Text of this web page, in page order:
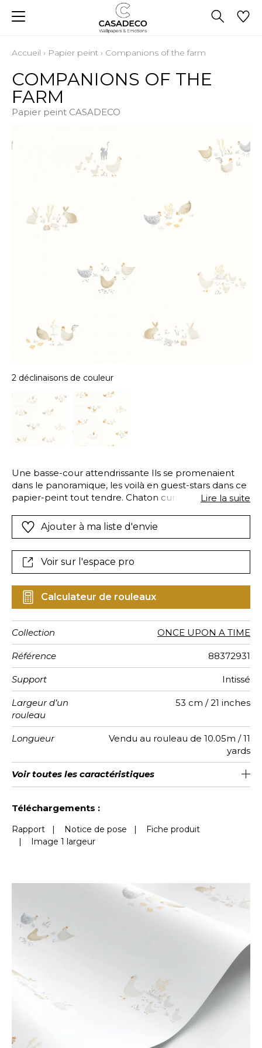
Accueil › Papier peint › Companions of the farm
COMPANIONS OF THE
FARM
Papier peint CASADECO
2 déclinaisons de couleur
Une basse-cour attendrissante Ils se promenaient
dans le panoramique, les voilà en guest-stars dans ce
papier-peint tout tendre. Chaton curieux, poules et
les faveurs des tout-petits qui adoreront leur dessin
tout en rondeurs.
Lire la suite
Ajouter à ma liste d'envie
Voir sur l'espace pro
Calculateur de rouleaux
Collection ONCE UPON A TIME
Référence 88372931
Support Intissé
Largeur d’un
rouleau
53 cm / 21 inches
Longueur
Vendu au rouleau de 10.05m / 11
yards
Raccord Raccord droit
Rapport
Vertical
53cm / 21 pouces
Poids g/m² 150
Entretien Lavable
Pose colle Encollage du mur
Dépose Arrachage à sec
Norme COV A+
ASTME84 Class A
Norme
euroclass
C-s1, d0
Voir toutes les caractéristiques
Téléchargements :
Rapport | Notice de pose |
Fiche produit
| Image 1 largeur